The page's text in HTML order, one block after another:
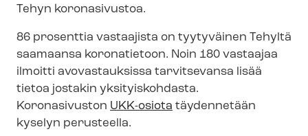
Tehyn koronasivustoa.
86 prosenttia vastaajista on tyytyväinen Tehyltä
saamaansa koronatietoon. Noin 180 vastaajaa
ilmoitti avovastauksissa tarvitsevansa lisää
tietoa jostakin yksityiskohdasta.
Koronasivuston UKK-osiota täydennetään
kyselyn perusteella.